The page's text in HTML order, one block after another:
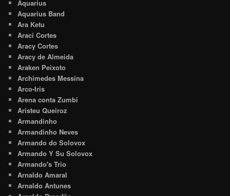
Aquarius
Aquarius Band
Ara Ketu
Araci Cortes
Aracy Cortes
Aracy de Almeida
Araken Peixoto
Archimedes Messina
Arco-Iris
Arena conta Zumbi
Aristeu Queiroz
Armandinho
Armandinho Neves
Armando do Solovox
Armando Y Su Solovox
Armando's Trio
Arnaldo Amaral
Arnaldo Antunes